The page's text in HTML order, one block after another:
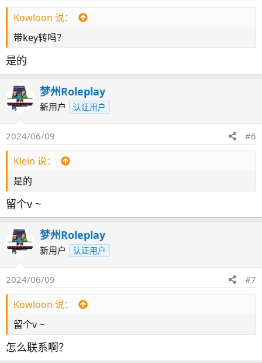
Kowloon 说：
带key转吗？
是的
梦州Roleplay
新用户 认证用户
2024/06/09 #6
Klein 说：
是的
留个v ~
梦州Roleplay
新用户 认证用户
2024/06/09 #7
Kowloon 说：
留个v ~
怎么联系啊？